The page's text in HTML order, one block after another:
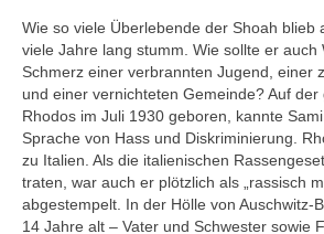
Wie so viele Überlebende der Shoah blieb
viele Jahre lang stumm. Wie sollte er auch
Schmerz einer verbrannten Jugend, einer
und einer vernichteten Gemeinde? Auf
Rhodos im Juli 1930 geboren, kannte
Sprache von Hass und Diskriminierung.
zu Italien. Als die italienischen
traten, war auch er plötzlich als „rassisch
abgestempelt. In der Hölle von Auschwitz-
14 Jahre alt – Vater und Schwester sowie